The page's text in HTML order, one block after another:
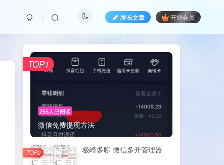
发布文章 开通会员
255人已阅读
微信免费提现方法
TOP1
极峰多聊 微信多开管理器
TOP2